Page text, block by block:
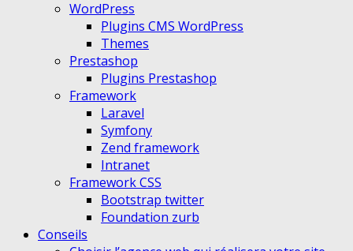
WordPress
Plugins CMS WordPress
Themes
Prestashop
Plugins Prestashop
Framework
Laravel
Symfony
Zend framework
Intranet
Framework CSS
Bootstrap twitter
Foundation zurb
Conseils